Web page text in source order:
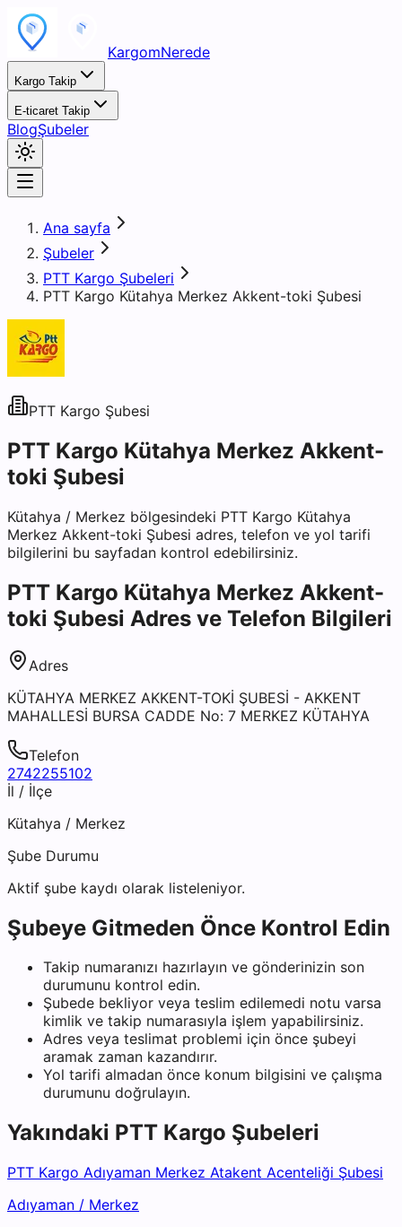
KargomNerede
Kargo Takip
E-ticaret Takip
BlogŞubeler
Ana sayfa
Şubeler
PTT Kargo Şubeleri
PTT Kargo Kütahya Merkez Akkent-toki Şubesi
PTT Kargo Şubesi
PTT Kargo Kütahya Merkez Akkent-
toki Şubesi
Kütahya / Merkez bölgesindeki PTT Kargo Kütahya
Merkez Akkent-toki Şubesi adres, telefon ve yol tarifi
bilgilerini bu sayfadan kontrol edebilirsiniz.
PTT Kargo Kütahya Merkez Akkent-
toki Şubesi Adres ve Telefon Bilgileri
Adres
KÜTAHYA MERKEZ AKKENT-TOKİ ŞUBESİ - AKKENT
MAHALLESİ BURSA CADDE No: 7 MERKEZ KÜTAHYA
Telefon
2742255102
İl / İlçe
Kütahya / Merkez
Şube Durumu
Aktif şube kaydı olarak listeleniyor.
Şubeye Gitmeden Önce Kontrol Edin
Takip numaranızı hazırlayın ve gönderinizin son
durumunu kontrol edin.
Şubede bekliyor veya teslim edilemedi notu varsa
kimlik ve takip numarasıyla işlem yapabilirsiniz.
Adres veya teslimat problemi için önce şubeyi
aramak zaman kazandırır.
Yol tarifi almadan önce konum bilgisini ve çalışma
durumunu doğrulayın.
Yakındaki PTT Kargo Şubeleri
PTT Kargo Adıyaman Merkez Atakent Acenteliği Şubesi
Adıyaman / Merkez